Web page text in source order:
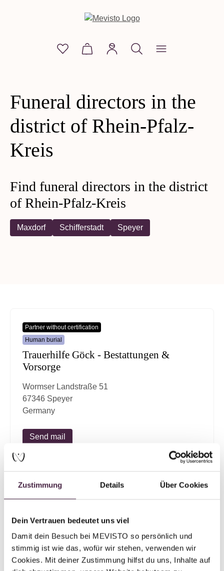
Zustimmung Details Über Cookies
Dein Vertrauen bedeutet uns viel
Damit dein Besuch bei MEVISTO so persönlich und
stimmig ist wie das, wofür wir stehen, verwenden wir
Cookies. Mit deiner Zustimmung hilfst du uns, Inhalte auf
You have 0 wishlist items
Shopping cart contains 0 items.
Funeral directors in the
district of Rhein-Pfalz-
Kreis
Find funeral directors in the district
of Rhein-Pfalz-Kreis
Maxdorf Schifferstadt Speyer
Partner without certification
Human burial
Trauerhilfe Göck - Bestattungen &
Vorsorge
Wormser Landstraße 51
67346 Speyer
Germany
Send mail
Partner without certification
Human burial
Gugler Bestattungen Alexander Gugler
Sohlstr. 63
67133 Maxdorf
Germany